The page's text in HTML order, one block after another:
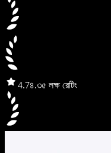
4.7৪.৩৫ লক্ষ রেটিং